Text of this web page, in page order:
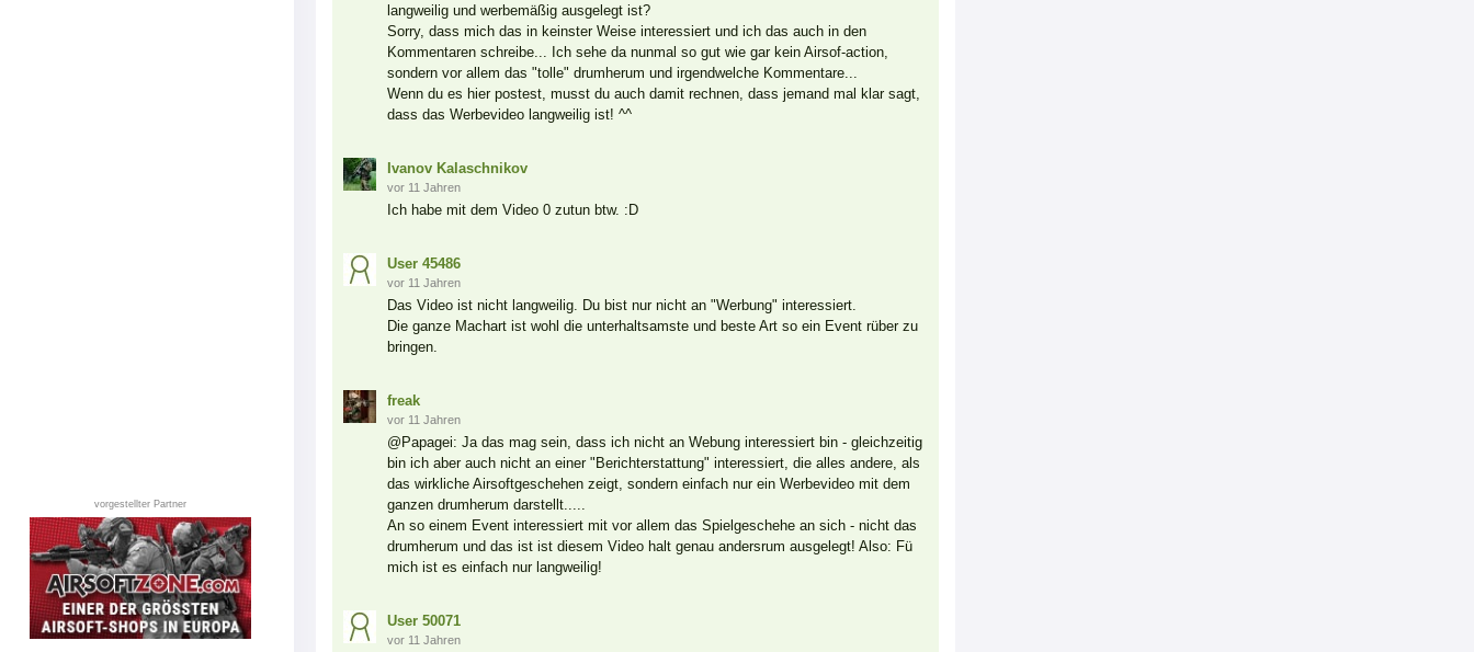
vorgestellter Partner
langweilig und werbemäßig ausgelegt ist?
Sorry, dass mich das in keinster Weise interessiert und ich das auch in den
Kommentaren schreibe... Ich sehe da nunmal so gut wie gar kein Airsof-action,
sondern vor allem das "tolle" drumherum und irgendwelche Kommentare...
Wenn du es hier postest, musst du auch damit rechnen, dass jemand mal klar sagt,
dass das Werbevideo langweilig ist! ^^
Ivanov Kalaschnikov
vor 11 Jahren
Ich habe mit dem Video 0 zutun btw. :D
User 45486
vor 11 Jahren
Das Video ist nicht langweilig. Du bist nur nicht an "Werbung" interessiert.
Die ganze Machart ist wohl die unterhaltsamste und beste Art so ein Event rüber zu
bringen.
freak
vor 11 Jahren
@Papagei: Ja das mag sein, dass ich nicht an Webung interessiert bin - gleichzeitig
bin ich aber auch nicht an einer "Berichterstattung" interessiert, die alles andere, als
das wirkliche Airsoftgeschehen zeigt, sondern einfach nur ein Werbevideo mit dem
ganzen drumherum darstellt.....
An so einem Event interessiert mit vor allem das Spielgeschehe an sich - nicht das
drumherum und das ist ist diesem Video halt genau andersrum ausgelegt! Also: Fü
mich ist es einfach nur langweilig!
User 50071
vor 11 Jahren